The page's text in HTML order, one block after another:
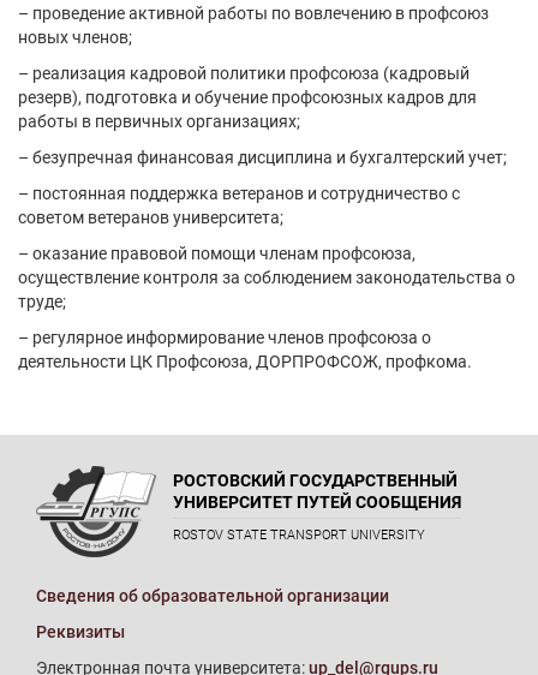
– проведение активной работы по вовлечению в профсоюз
новых членов;
– реализация кадровой политики профсоюза (кадровый
резерв), подготовка и обучение профсоюзных кадров для
работы в первичных организациях;
– безупречная финансовая дисциплина и бухгалтерский учет;
– постоянная поддержка ветеранов и сотрудничество с
советом ветеранов университета;
– оказание правовой помощи членам профсоюза,
осуществление контроля за соблюдением законодательства о
труде;
– регулярное информирование членов профсоюза о
деятельности ЦК Профсоюза, ДОРПРОФСОЖ, профкома.
РОСТОВСКИЙ ГОСУДАРСТВЕННЫЙ
УНИВЕРСИТЕТ ПУТЕЙ СООБЩЕНИЯ
ROSTOV STATE TRANSPORT UNIVERSITY
Сведения об образовательной организации
Реквизиты
Электронная почта университета:up_del@rgups.ru